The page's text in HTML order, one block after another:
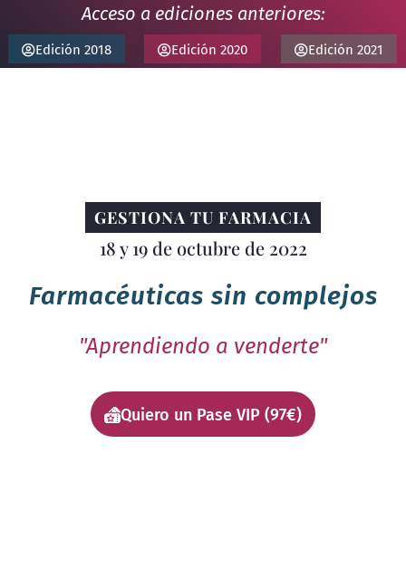
Acceso a ediciones anteriores:
Edición 2018 Edición 2020 Edición 2021
GESTIONA TU FARMACIA
18 y 19 de octubre de 2022
Farmacéuticas sin complejos
"Aprendiendo a venderte"
Quiero un Pase VIP (97€)